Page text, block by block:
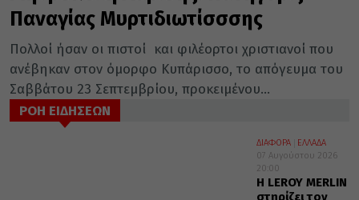
Παναγίας Μυρτιδιωτίσσσης
Πολλοί ήσαν οι πιστοί και φιλέορτοι χριστιανοί που
ανέβηκαν στον όμορφο Κυπάρισσο, το απόγευμα του
Σαββάτου 23 Σεπτεμβρίου, προκειμένου...
ΡΟΗ ΕΙΔΗΣΕΩΝ
ΔΙΑΦΟΡΑ
ΕΛΛΑΔΑ
07 Αυγούστου 2026
20:00
Η LEROY MERLIN
στηρίζει τον